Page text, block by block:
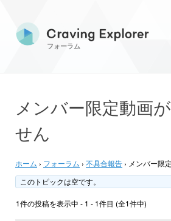
フォーラム
メンバー限定動画
せん
ホーム › フォーラム › 不具合報告 › メンバー限
このトピックは空です。
1件の投稿を表示中 - 1 - 1件目 (全1件中)